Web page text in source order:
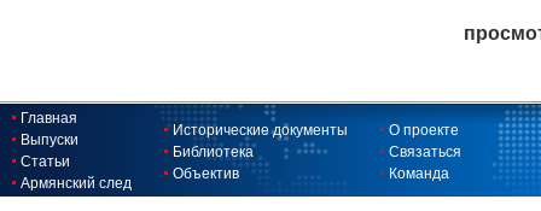
Главная
Выпуски
Статьи
Армянский след
Исторические документы
Библиотека
Объектив
О проекте
Связаться
Команда